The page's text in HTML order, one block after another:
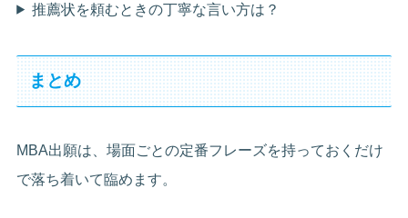
推薦状を頼むときの丁寧な言い方は？
まとめ
MBA出願は、場面ごとの定番フレーズを持っておくだけ
で落ち着いて臨めます。